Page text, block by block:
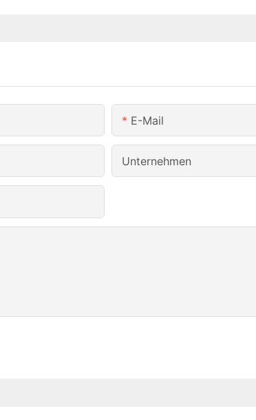
E-Mail
Unternehmen